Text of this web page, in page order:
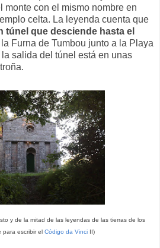
monte con el mismo nombre en
celta. La leyenda cuenta que
túnel que desciende hasta el
Furna de Tumbou junto a la Playa
salida del túnel está en unas
y de la mitad de las leyendas de las tierras de los
para escribir el Código da VinciII)